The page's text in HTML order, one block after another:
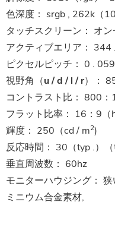
色深度： srgb , 262k（
タッチスクリーン： オ
アクティブエリア： 344
ピクセルピッチ： 0 .
視野角（u / d / l / r）：
コントラスト比： 800：
フラット比率： 16：9（
輝度： 250（cd / m2)
反応時間： 30（typ .）（
垂直周波数： 60hz
モニターハウジング： 狭
ミニウム合金素材,